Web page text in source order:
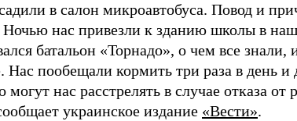
в салон микроавтобуса. Повод и
Ночью нас привезли к зданию школы в
батальон «Торнадо», о чем все знали,
пообещали кормить три раза в день и
могут нас расстрелять в случае отказа
украинское издание «Вести».